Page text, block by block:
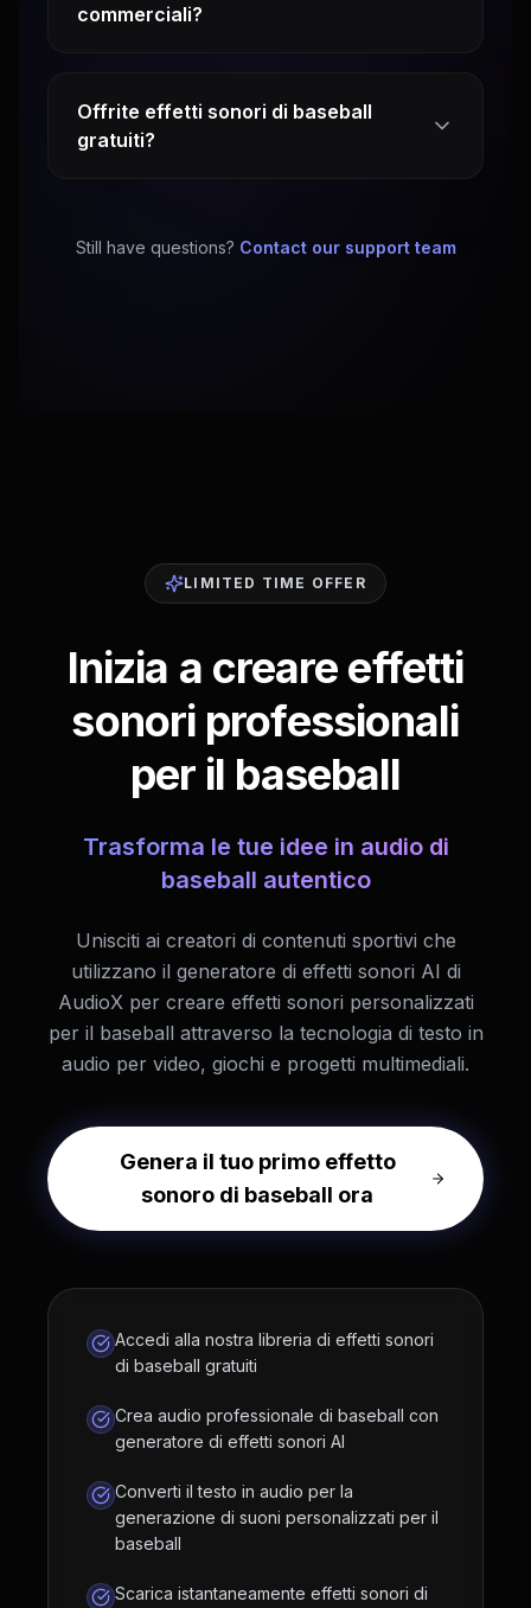
commerciali?
Offrite effetti sonori di baseball
gratuiti?
Still have questions? Contact our support team
LIMITED TIME OFFER
Inizia a creare effetti
sonori professionali
per il baseball
Trasforma le tue idee in audio di
baseball autentico
Unisciti ai creatori di contenuti sportivi che
utilizzano il generatore di effetti sonori AI di
AudioX per creare effetti sonori personalizzati
per il baseball attraverso la tecnologia di testo in
audio per video, giochi e progetti multimediali.
Genera il tuo primo effetto
sonoro di baseball ora
Accedi alla nostra libreria di effetti sonori
di baseball gratuiti
Crea audio professionale di baseball con
generatore di effetti sonori AI
Converti il testo in audio per la
generazione di suoni personalizzati per il
baseball
Scarica istantaneamente effetti sonori di